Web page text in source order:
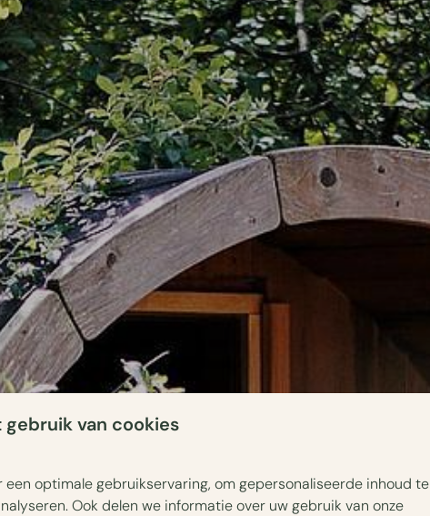
van cookies
een optimale gebruikservaring, om gepersonaliseerde inhoud te
Ook delen we informatie over uw gebruik van onze